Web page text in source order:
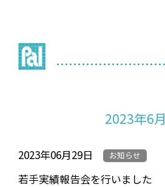
2023年6月
2023年06月29日 お知らせ
若手実績報告会を行いました